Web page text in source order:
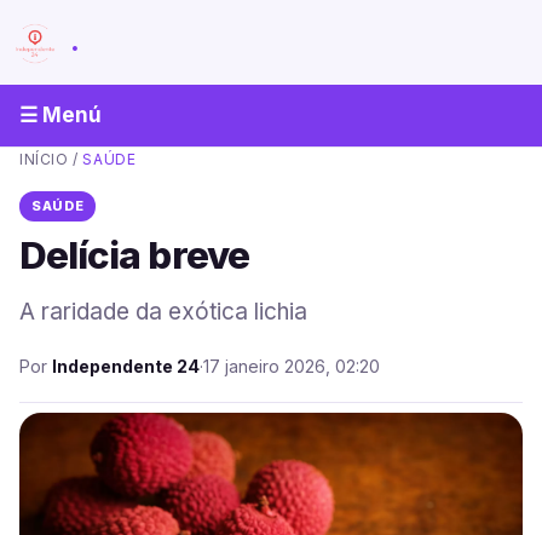
.
☰ Menú
INÍCIO /SAÚDE
SAÚDE
Delícia breve
A raridade da exótica lichia
Por Independente 24·17 janeiro 2026, 02:20